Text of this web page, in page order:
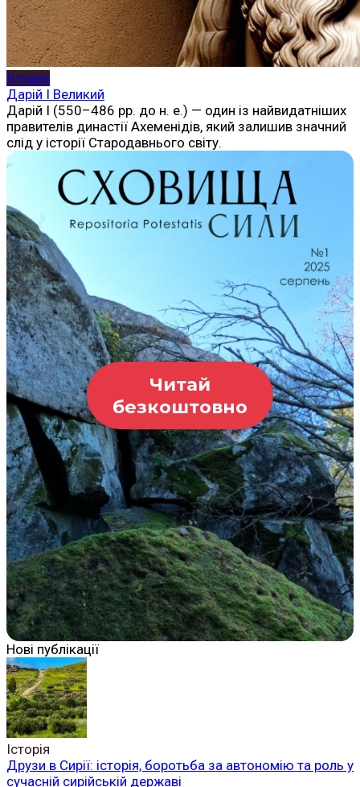
Історія
Дарій I Великий
Дарій I (550–486 рр. до н. е.) — один із найвидатніших
правителів династії Ахеменідів, який залишив значний
слід у історії Стародавнього світу.
Читай
безкоштовно
Нові публікації
Історія
Друзи в Сирії: історія, боротьба за автономію та роль у
сучасній сирійській державі